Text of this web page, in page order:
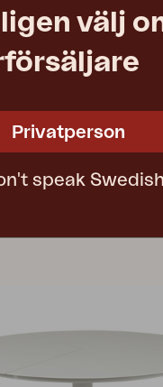
Light Grey/Natur
välj
Privatperson
speak